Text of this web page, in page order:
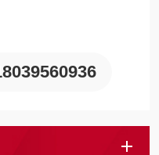
机的场合。